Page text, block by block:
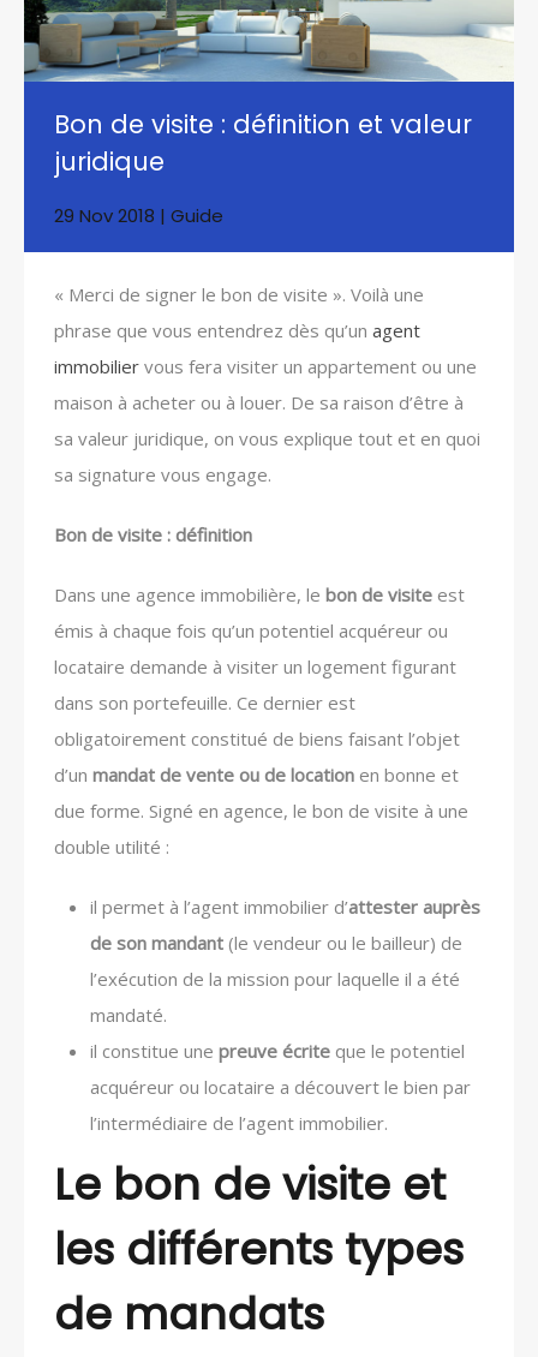
Bon de visite : définition et valeur
juridique
29 Nov 2018 | Guide
« Merci de signer le bon de visite ». Voilà une
phrase que vous entendrez dès qu’un agent
immobilier vous fera visiter un appartement ou une
maison à acheter ou à louer. De sa raison d’être à
sa valeur juridique, on vous explique tout et en quoi
sa signature vous engage.
Bon de visite : définition
Dans une agence immobilière, le bon de visite est
émis à chaque fois qu’un potentiel acquéreur ou
locataire demande à visiter un logement figurant
dans son portefeuille. Ce dernier est
obligatoirement constitué de biens faisant l’objet
d’un mandat de vente ou de location en bonne et
due forme. Signé en agence, le bon de visite à une
double utilité :
il permet à l’agent immobilier d’attester auprès
de son mandant (le vendeur ou le bailleur) de
l’exécution de la mission pour laquelle il a été
mandaté.
il constitue une preuve écrite que le potentiel
acquéreur ou locataire a découvert le bien par
l’intermédiaire de l’agent immobilier.
Le bon de visite et
les différents types
de mandats